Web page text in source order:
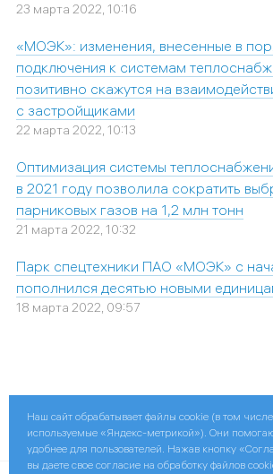
23 марта 2022, 10:16
«МОЭК»: изменения, внесенные в
подключения к системам
позитивно скажутся на
с застройщиками
22 марта 2022, 10:13
Оптимизация системы
в 2021 году позволила сократить
парниковых газов на 1,2 млн тонн
21 марта 2022, 10:32
Парк спецтехники ПАО «МОЭК» с
пополнился десятью новыми
18 марта 2022, 09:57
Поделиться:
Наш сайт обрабатывает файлы cookie (в том
используемые «Яндекс-метрикой»). Они
удобнее для пользователей. Нажав кнопку
вы даете свое согласие на обработку файлов